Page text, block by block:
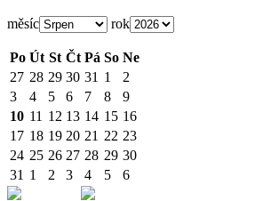
měsíc rok
Po Út St Čt Pá So Ne
27 28 29 30 31 1
2
3
4 5 6 7 8
9
10 11 12 13 14 15 16
17 18 19 20 21 22 23
24 25 26 27 28 29 30
31 1 2 3 4 5 6